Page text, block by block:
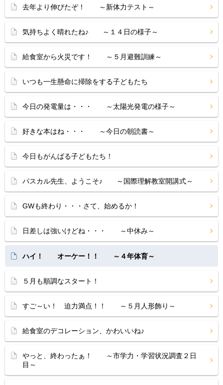
去年より伸びたぞ！ ～新体力テスト～
気持ちよく晴れたね♪ ～１４日の様子～
給食室から火災です！ ～５月避難訓練～
いつも一生懸命に掃除をする子どもたち
今日の発電量は・・・ ～太陽光発電の様子～
好きな本はね・・・ ～今日の朝読書～
今日もがんばる子どもたち！
パスカル先生、ようこそ♪ ～国際理解教室開講式～
GWも終わり・・・さて、始めるか！
日差しは強いけどね・・・ ～中休み～
ハイ！ オーケー！！ ～４年体育～
５月も順調なスタート！
すご～い！ 迫力満点！！ ～５月人形飾り～
給食室のデコレーション、かわいいね♪
やっと、終わったぁ！ ～市学力・学習状況調査２日
目～